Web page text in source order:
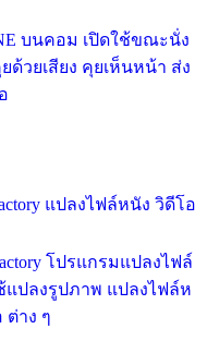
บนคอม เปิดใช้ขณะนั่ง
วยเสียง คุยเห็นหน้า ส่ง
แปลงไฟล์หนัง วิดีโอ
โปรแกรมแปลงไฟล์
แปลงรูปภาพ แปลงไฟล์ห
ต่าง ๆ